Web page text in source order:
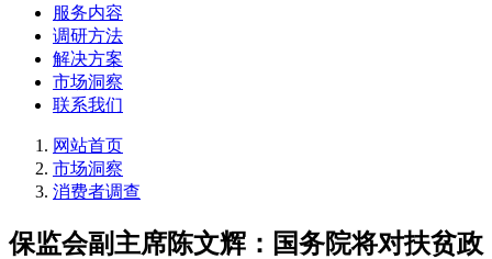
服务内容
调研方法
解决方案
市场洞察
联系我们
网站首页
市场洞察
消费者调查
保监会副主席陈文辉：国务院将对扶贫政